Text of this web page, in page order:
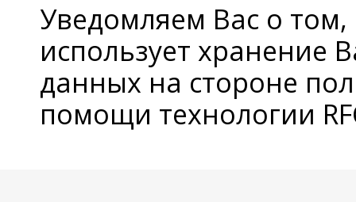
Уведомляем Вас о
использует хранение
данных на стороне
помощи технологии